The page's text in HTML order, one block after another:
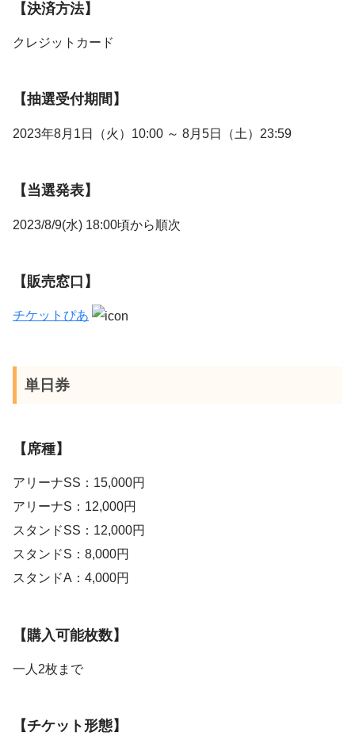
【決済方法】
クレジットカード
【抽選受付期間】
2023年8月1日（火）10:00 ～ 8月5日（土）23:59
【当選発表】
2023/8/9(水) 18:00頃から順次
【販売窓口】
チケットぴあ
単日券
【席種】
アリーナSS：15,000円
アリーナS：12,000円
スタンドSS：12,000円
スタンドS：8,000円
スタンドA：4,000円
【購入可能枚数】
一人2枚まで
【チケット形態】